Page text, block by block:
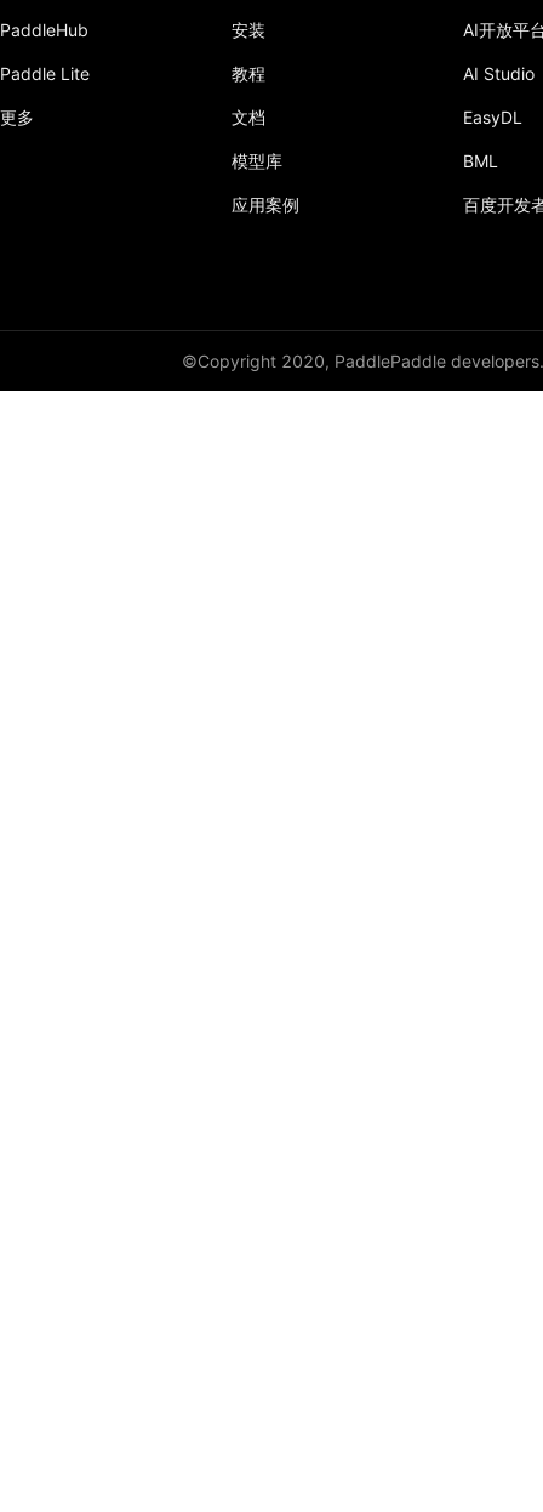
PaddleHub
Paddle Lite
更多
安装
教程
文档
模型库
应用案例
AI开放平
AI Studio
EasyDL
BML
百度开发
©Copyright 2020, PaddlePaddle developers.